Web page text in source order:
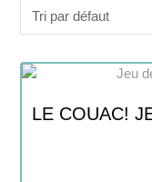
LE COUAC!